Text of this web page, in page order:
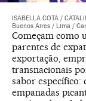
ISABELLA COTA /
Buenos Aires / Lima /
Começam como
parentes de
exportação,
transnacionais
sabor específico:
empanadas